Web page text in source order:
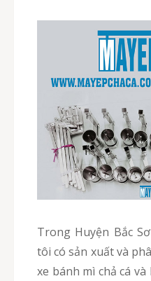
Trong Huyện Bắc Sơn của Lạng Sơn, chúng
tôi có sản xuất và
xe bánh mì chả cá